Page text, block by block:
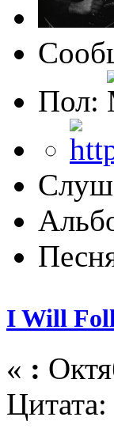
Пол:
I Will
« :